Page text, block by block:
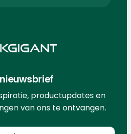
productupdates en
van ons te ontvangen.